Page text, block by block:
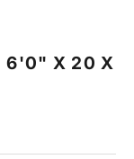
6'0" X 20 X